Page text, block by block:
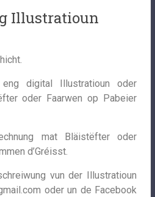
Illustratioun
digital Illustratioun oder
oder Faarwen op Pabeier
mat Bläistëfter oder
d’Gréisst.
vun der Illustratioun
oder un de Facebook